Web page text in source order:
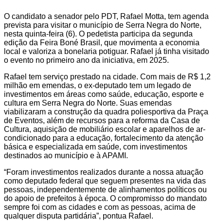
O candidato a senador pelo PDT, Rafael Motta, tem agenda
prevista para visitar o município de Serra Negra do Norte,
nesta quinta-feira (6). O pedetista participa da segunda
edição da Feira Boné Brasil, que movimenta a economia
local e valoriza a bonelaria potiguar. Rafael já tinha visitado
o evento no primeiro ano da iniciativa, em 2025.
Rafael tem serviço prestado na cidade. Com mais de R$ 1,2
milhão em emendas, o ex-deputado tem um legado de
investimentos em áreas como saúde, educação, esporte e
cultura em Serra Negra do Norte. Suas emendas
viabilizaram a construção da quadra poliesportiva da Praça
de Eventos, além de recursos para a reforma da Casa de
Cultura, aquisição de mobiliário escolar e aparelhos de ar-
condicionado para a educação, fortalecimento da atenção
básica e especializada em saúde, com investimentos
destinados ao município e à APAMI.
“Foram investimentos realizados durante a nossa atuação
como deputado federal que seguem presentes na vida das
pessoas, independentemente de alinhamentos políticos ou
do apoio de prefeitos à época. O compromisso do mandato
sempre foi com as cidades e com as pessoas, acima de
qualquer disputa partidária”, pontua Rafael.